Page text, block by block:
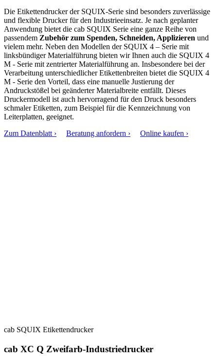
Die Etikettendrucker der SQUIX-Serie sind besonders zuverlässige
und flexible Drucker für den Industrieeinsatz. Je nach geplanter
Anwendung bietet die cab SQUIX Serie eine ganze Reihe von
passendem Zubehör zum Spenden, Schneiden, Applizieren und
vielem mehr. Neben den Modellen der SQUIX 4 – Serie mit
linksbündiger Materialführung bieten wir Ihnen auch die SQUIX 4
M - Serie mit zentrierter Materialführung an. Insbesondere bei der
Verarbeitung unterschiedlicher Etikettenbreiten bietet die SQUIX 4
M - Serie den Vorteil, dass eine manuelle Justierung der
Andruckstößel bei geänderter Materialbreite entfällt. Dieses
Druckermodell ist auch hervorragend für den Druck besonders
schmaler Etiketten, zum Beispiel für die Kennzeichnung von
Leiterplatten, geeignet.
Zum Datenblatt ›
Beratung anfordern › Online kaufen ›
cab SQUIX Etikettendrucker
cab XC Q Zweifarb-Industriedrucker